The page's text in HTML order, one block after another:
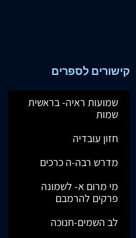
קישורים לספרים
שמועות ראיה- בראשית
שמות
חזון עובדיה
מדרש רבה-ה כרכים
מי מרום א- לשמונה
פרקים להרמבם
לב השמים-חנוכה